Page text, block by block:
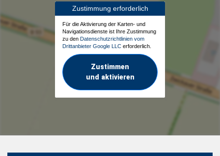
Zustimmung erforderlich
Für die Aktivierung der Karten- und
Navigationsdienste ist Ihre Zustimmung
zu den Datenschutzrichtlinien vom
Drittanbieter Google LLC erforderlich.
Zustimmen
und aktivieren